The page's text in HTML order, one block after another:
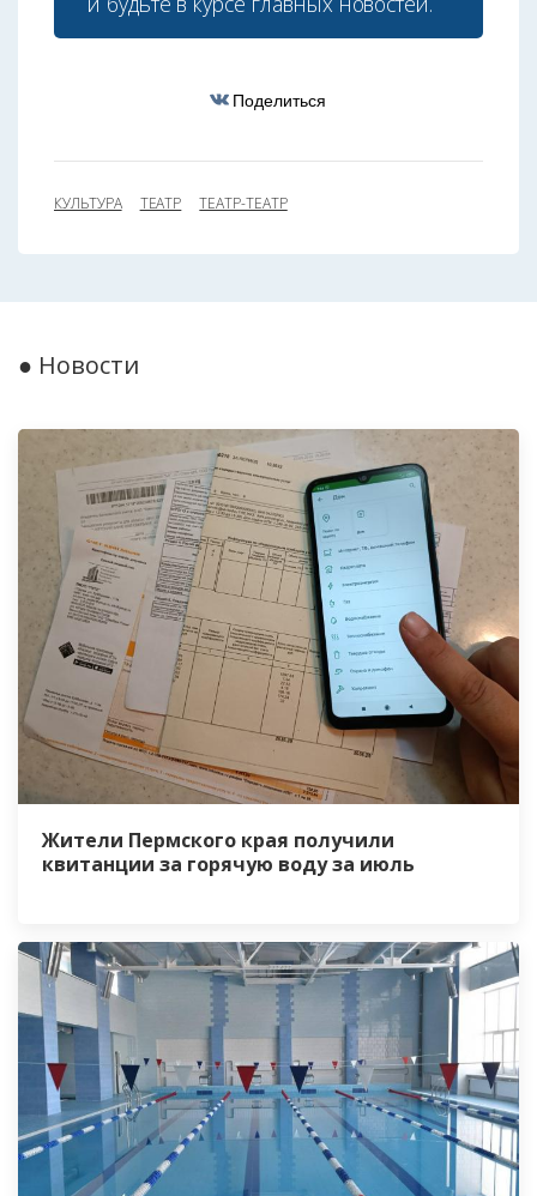
Поделиться
КУЛЬТУРА ТЕАТР ТЕАТР-ТЕАТР
● Новости
Жители Пермского края получили
квитанции за горячую воду за июль